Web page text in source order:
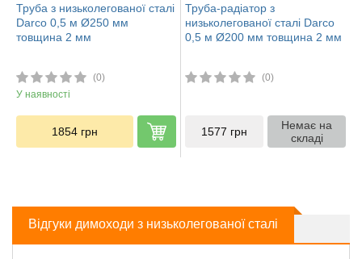
Труба з низьколегованої сталі
Darco 0,5 м Ø250 мм
товщина 2 мм
(0)
У наявності
1854 грн
Труба-радіатор з
низьколегованої сталі Darco
0,5 м Ø200 мм товщина 2 мм
(0)
1577 грн
Немає на
складі
Відгуки димоходи з низьколегованої сталі